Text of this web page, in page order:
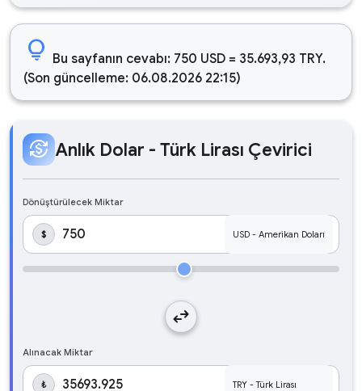
lightbulb Bu sayfanın cevabı: 750 USD = 35.693,93 TRY.
(Son güncelleme: 06.08.2026 22:15)
currency_exchange Anlık Dolar - Türk Lirası Çevirici
Dönüştürülecek Miktar
$
swap_horiz
Alınacak Miktar
₺